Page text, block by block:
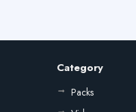
Category
Packs